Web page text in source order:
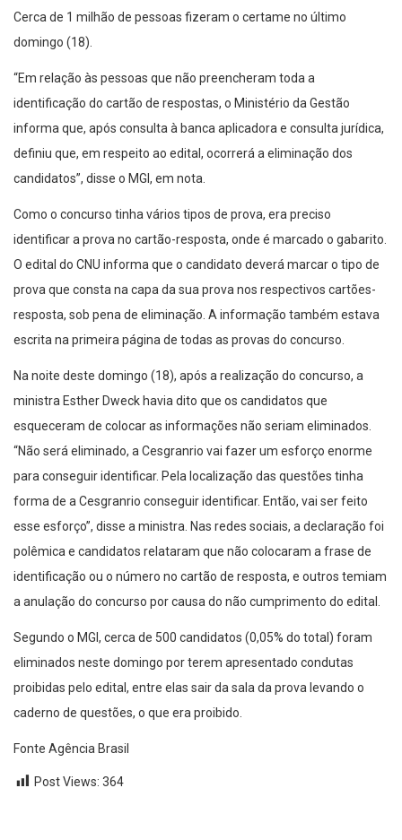
Cerca de 1 milhão de pessoas fizeram o certame no último
domingo (18).
“Em relação às pessoas que não preencheram toda a
identificação do cartão de respostas, o Ministério da Gestão
informa que, após consulta à banca aplicadora e consulta jurídica,
definiu que, em respeito ao edital, ocorrerá a eliminação dos
candidatos”, disse o MGI, em nota.
Como o concurso tinha vários tipos de prova, era preciso
identificar a prova no cartão-resposta, onde é marcado o gabarito.
O edital do CNU informa que o candidato deverá marcar o tipo de
prova que consta na capa da sua prova nos respectivos cartões-
resposta, sob pena de eliminação. A informação também estava
escrita na primeira página de todas as provas do concurso.
Na noite deste domingo (18), após a realização do concurso, a
ministra Esther Dweck havia dito que os candidatos que
esqueceram de colocar as informações não seriam eliminados.
“Não será eliminado, a Cesgranrio vai fazer um esforço enorme
para conseguir identificar. Pela localização das questões tinha
forma de a Cesgranrio conseguir identificar. Então, vai ser feito
esse esforço”, disse a ministra. Nas redes sociais, a declaração foi
polêmica e candidatos relataram que não colocaram a frase de
identificação ou o número no cartão de resposta, e outros temiam
a anulação do concurso por causa do não cumprimento do edital.
Segundo o MGI, cerca de 500 candidatos (0,05% do total) foram
eliminados neste domingo por terem apresentado condutas
proibidas pelo edital, entre elas sair da sala da prova levando o
caderno de questões, o que era proibido.
Fonte Agência Brasil
Post Views: 364